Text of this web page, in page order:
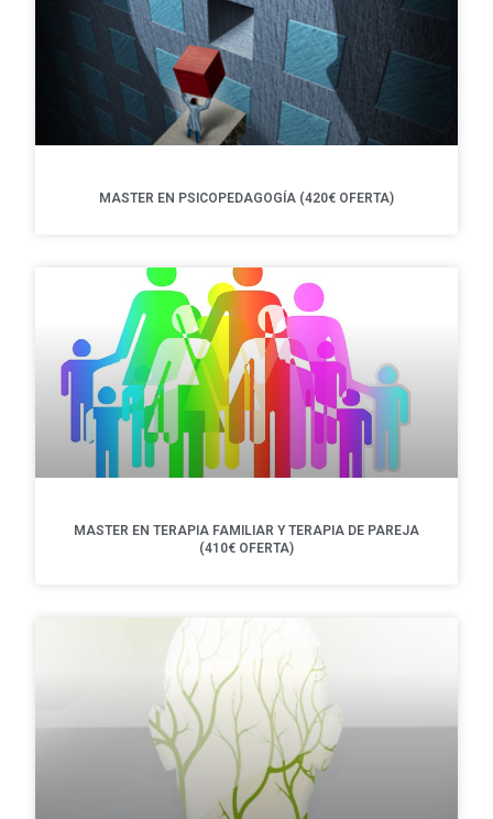
MASTER EN PSICOPEDAGOGÍA (420€ OFERTA)
MASTER EN TERAPIA FAMILIAR Y TERAPIA DE PAREJA
(410€ OFERTA)